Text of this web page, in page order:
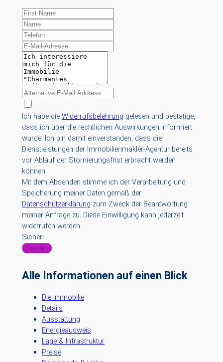
Ich habe die Widerrufsbelehrung gelesen und bestätige,
dass ich über die rechtlichen Auswirkungen informiert
wurde. Ich bin damit einverstanden, dass die
Dienstleistungen der Immobilienmakler-Agentur bereits
vor Ablauf der Stornierungsfrist erbracht werden
können.
Mit dem Absenden stimme ich der Verarbeitung und
Speicherung meiner Daten gemäß der
Datenschutzerklärung zum Zweck der Beantwortung
meiner Anfrage zu. Diese Einwilligung kann jederzeit
widerrufen werden.
Sicher!
Senden
Alle Informationen auf einen Blick
Die Immobilie
Details
Ausstattung
Energieausweis
Lage & Infrastruktur
Preise